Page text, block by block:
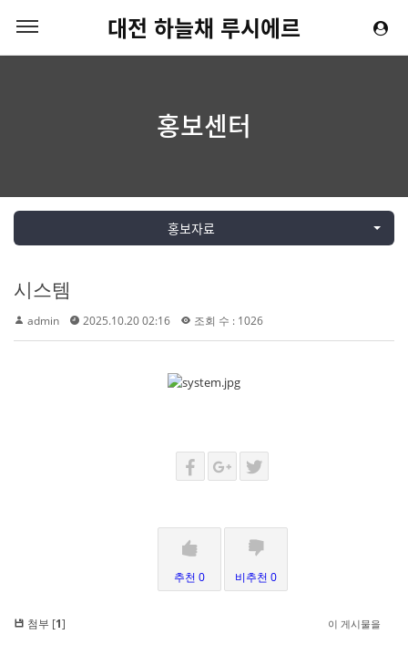
대전 하늘채 루시에르
홍보센터
홍보자료
시스템
admin 2025.10.20 02:16 조회 수 : 1026
추천 0 비추천 0
첨부 [1] 이 게시물을